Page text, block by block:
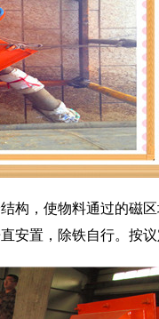
构，使物料通过的磁
安置，除铁自行。按议